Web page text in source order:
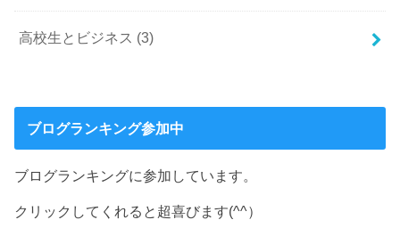
高校生とビジネス (3)
ブログランキング参加中
ブログランキングに参加しています。
クリックしてくれると超喜びます(^^）